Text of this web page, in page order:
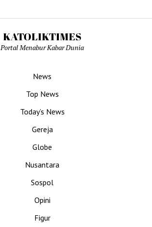
KATOLIKTIMES
Portal Menabur Kabar Dunia
News
Top News
Today’s News
Gereja
Globe
Nusantara
Sospol
Opini
Figur